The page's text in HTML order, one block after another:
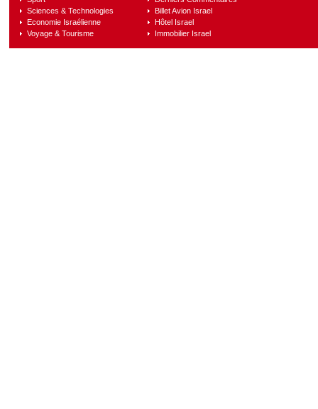
Sciences & Technologies
Economie Israélienne
Voyage & Tourisme
Billet Avion Israel
Hôtel Israel
Immobilier Israel